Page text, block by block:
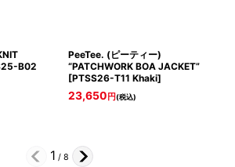
B02
PeeTee. (ピーティー)
“PATCHWORK BOA JACKET”
[PTSS26-T11 Khaki]
23,650 円(税込)
1 / 8